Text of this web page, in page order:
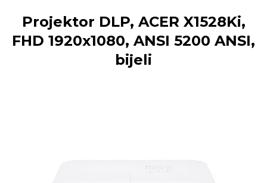
Projektor DLP, ACER X1528Ki,
FHD 1920x1080, ANSI 5200 ANSI,
bijeli